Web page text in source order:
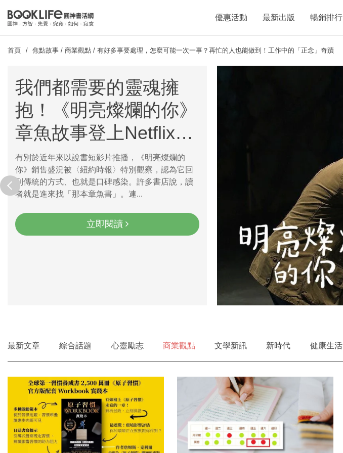
優惠活動 最新出版 暢銷排行
首頁 焦點故事 / 商業觀點 / 有好多事要處理，怎麼可能一次一事？再忙的人也能做到！工作中的「正念」奇蹟
我們都需要的靈魂擁
抱！《明亮燦爛的你》
章魚故事登上Netflix登
上Top2
有別於近年來以說書短影片推播，《明亮燦爛的
你》銷售盛況被〈紐約時報〉特別觀察，認為它回
到傳統的方式、也就是口碑感染。許多書店說，讀
者就是進來找「那本章魚書」。連...
立即閱讀
prev
最新文章 綜合話題 心靈勵志 商業觀點 文學新訊 新時代 健康生活